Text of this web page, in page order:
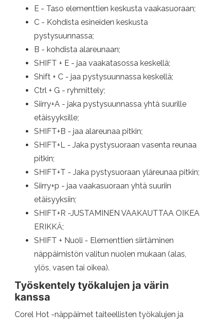
E - Taso elementtien keskusta vaakasuoraan;
C - Kohdista esineiden keskusta
pystysuunnassa;
B - kohdista alareunaan;
SHIFT + E - jaa vaakatasossa keskellä;
Shift + C - jaa pystysuunnassa keskellä;
Ctrl + G - ryhmittely;
Siirry+A - jaka pystysuunnassa yhtä suurille
etäisyyksille;
SHIFT+B - jaa alareunaa pitkin;
SHIFT+L - Jaka pystysuoraan vasenta reunaa
pitkin;
SHIFT+T - Jaka pystysuoraan yläreunaa pitkin;
Siirry+p - jaa vaakasuoraan yhtä suuriin
etäisyyksiin;
SHIFT+R -JUSTAMINEN VAAKAUTTAA OIKEA
ERIKKÄ;
SHIFT + Nuoli - Elementtien siirtäminen
näppäimistön valitun nuolen mukaan (alas,
ylös, vasen tai oikea).
Työskentely työkalujen ja värin
kanssa
Corel Hot -näppäimet taiteellisten työkalujen ja